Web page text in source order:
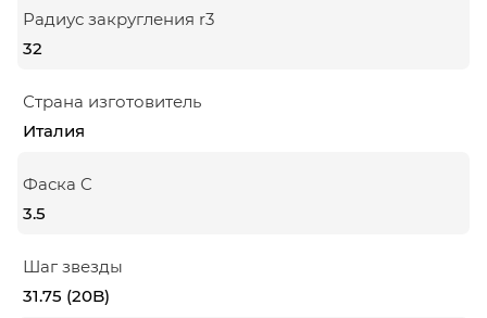
Радиус закругления r3
32
Страна изготовитель
Италия
Фаска C
3.5
Шаг звезды
31.75 (20B)